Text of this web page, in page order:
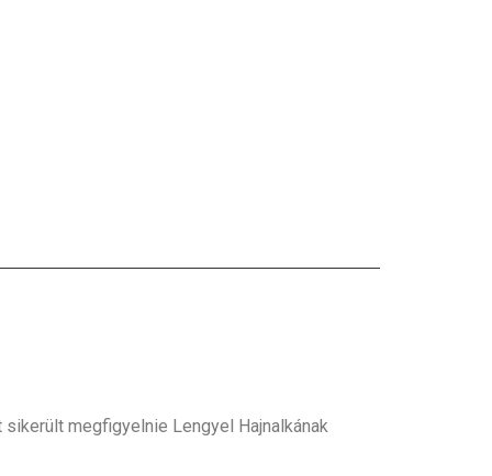
megfigyelnie Lengyel Hajnalkának